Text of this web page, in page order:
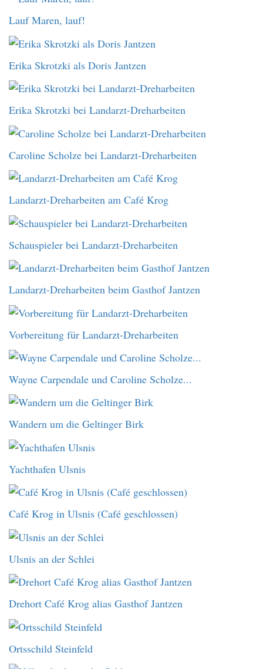
Lauf Maren, lauf!
Erika Skrotzki als Doris Jantzen
Erika Skrotzki bei Landarzt-Dreharbeiten
Caroline Scholze bei Landarzt-Dreharbeiten
Landarzt-Dreharbeiten am Café Krog
Schauspieler bei Landarzt-Dreharbeiten
Landarzt-Dreharbeiten beim Gasthof Jantzen
Vorbereitung für Landarzt-Dreharbeiten
Wayne Carpendale und Caroline Scholze...
Wandern um die Geltinger Birk
Yachthafen Ulsnis
Café Krog in Ulsnis (Café geschlossen)
Ulsnis an der Schlei
Drehort Café Krog alias Gasthof Jantzen
Ortsschild Steinfeld